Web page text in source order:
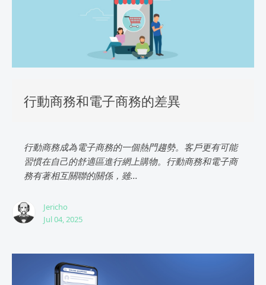
行動商務和電子商務的差異
行動商務成為電子商務的一個熱門趨勢。客戶更有可能
習慣在自己的舒適區進行網上購物。行動商務和電子商
務有著相互關聯的關係，雖...
Jericho
Jul 04, 2025